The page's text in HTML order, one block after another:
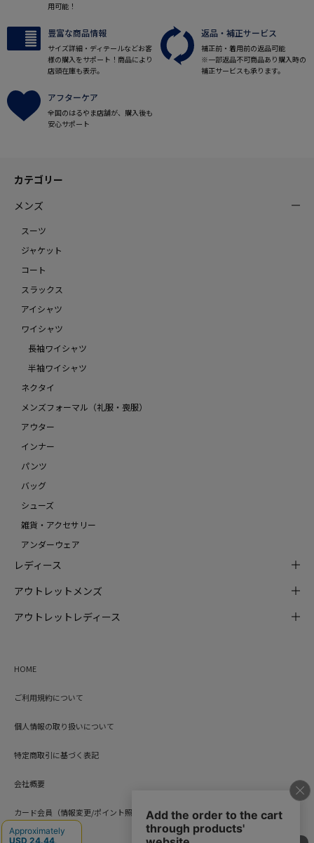
用可能！
豊富な商品情報
サイズ詳細・ディテールなどお客
様の購入をサポート！商品により
店頭在庫も表示。
返品・補正サービス
補正前・着用前の返品可能
※一部返品不可商品あり購入時の
補正サービスも承ります。
アフターケア
全国のはるやま店舗が、購入後も
安心サポート
カテゴリー
メンズ
スーツ
ジャケット
コート
スラックス
アイシャツ
ワイシャツ
長袖ワイシャツ
半袖ワイシャツ
ネクタイ
メンズフォーマル（礼服・喪服）
アウター
インナー
パンツ
バッグ
シューズ
雑貨・アクセサリー
アンダーウェア
レディース
アウトレットメンズ
アウトレットレディース
HOME
ご利用規約について
個人情報の取り扱いについて
特定商取引に基づく表記
会社概要
カード会員（情報変更/ポイント照会）